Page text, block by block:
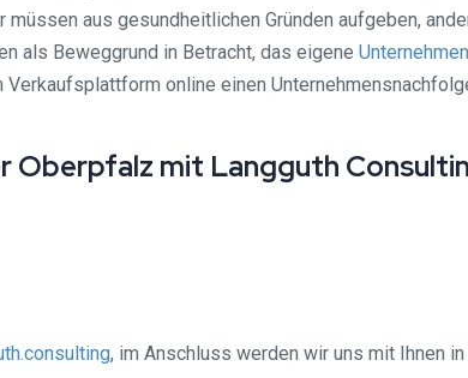
aus gesundheitlichen Gründen aufgeben,
als Beweggrund in Betracht, das eigene
online einen
Oberpfalz mit Langguth
, im Anschluss werden wir uns mit Ihnen